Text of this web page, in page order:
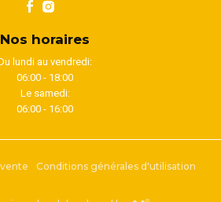
Nos horaires
lundi au vendredi:
06:00 - 18:00
Le samedi:
06:00 - 16:00
Conditions générales d'utilisation